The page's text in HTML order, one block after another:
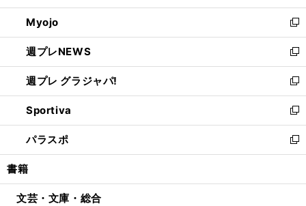
開
く
ウ
で
開
く
ン
ド
ウ
で
開
く
ウ
ィ
ン
ド
ウ
で
開
く
Myojo
新
し
い
ウ
ィ
ン
ド
ウ
で
開
週プレNEWS
新
し
い
ウ
ィ
ン
ド
ウ
開
週プレ グラジャパ!
新
し
い
ウ
ィ
ン
ウ
Sportiva
新
し
い
ウ
ン
パラスポ
新
し
ウ
書籍
文芸・文庫・総合